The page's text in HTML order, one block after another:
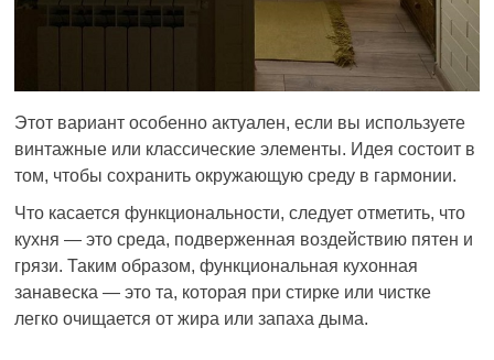
Этот вариант особенно актуален, если вы используете
винтажные или классические элементы. Идея состоит в
том, чтобы сохранить окружающую среду в гармонии.
Что касается функциональности, следует отметить, что
кухня — это среда, подверженная воздействию пятен и
грязи. Таким образом, функциональная кухонная
занавеска — это та, которая при стирке или чистке
легко очищается от жира или запаха дыма.